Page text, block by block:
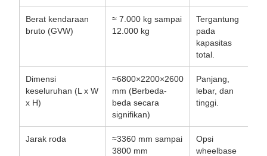
Berat kendaraan
bruto (GVW)
≈ 7.000 kg sampai
12.000 kg
Tergantung
pada
kapasitas
total.
Dimensi
keseluruhan (L x W
x H)
≈6800×2200×2600
mm (Berbeda-
beda secara
signifikan)
Panjang,
lebar, dan
tinggi.
Jarak roda
≈3360 mm sampai
3800 mm
Opsi
wheelbase